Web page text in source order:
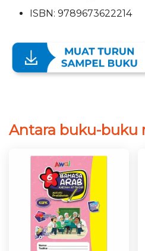
ISBN: 9789673622214
Antara buku-buku